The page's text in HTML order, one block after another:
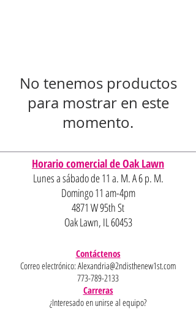
No tenemos productos
para mostrar en este
momento.
Horario comercial de Oak Lawn
Lunes a sábado de 11 a. M. A 6 p. M.
Domingo 11 am-4pm
4871 W 95th St
Oak Lawn, IL 60453
Contáctenos
Correo electrónico: Alexandria@2ndisthenew1st.com
773-789-2133
Carreras
¿Interesado en unirse al equipo?